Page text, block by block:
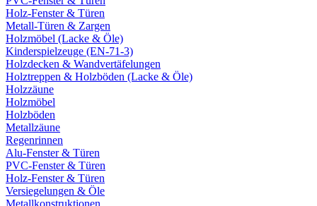
Holz-Fenster & Türen
Metall-Türen & Zargen
Holzmöbel (Lacke & Öle)
Kinderspielzeuge (EN-71-3)
Holzdecken & Wandvertäfelungen
Holztreppen & Holzböden (Lacke & Öle)
Holzzäune
Holzmöbel
Holzböden
Metallzäune
Regenrinnen
Alu-Fenster & Türen
PVC-Fenster & Türen
Holz-Fenster & Türen
Versiegelungen & Öle
Metallkonstruktionen